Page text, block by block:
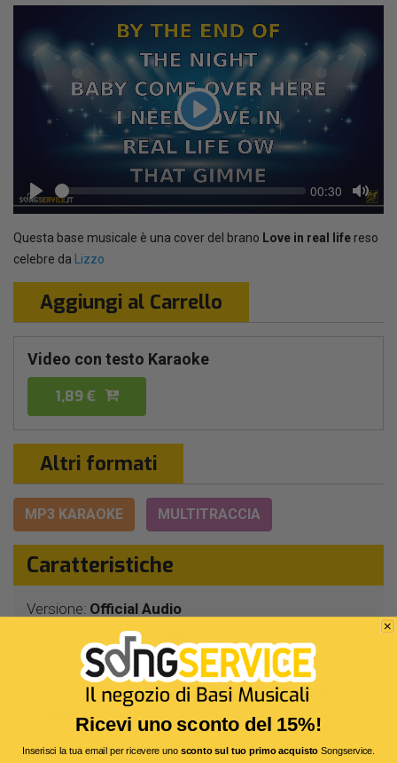
Play
Play
Seek Current
time
00:30
Mute
Questa base musicale è una cover del brano Love in real life reso
celebre da
Lizzo
Aggiungi al Carrello
Video con testo Karaoke
1,89 €
Altri formati
MP3 KARAOKE MULTITRACCIA
Caratteristiche
Versione: Official Audio
Interprete Originale:
Pop/rock
M.Jefferson - E.Frederic - B.Slatkin -
T.Thomas
Durata:
2 Min 36 Sec
Ricevi uno sconto del 15%!
Inserisci la tua email per ricevere uno sconto sul tuo primo acquistoSongservice.